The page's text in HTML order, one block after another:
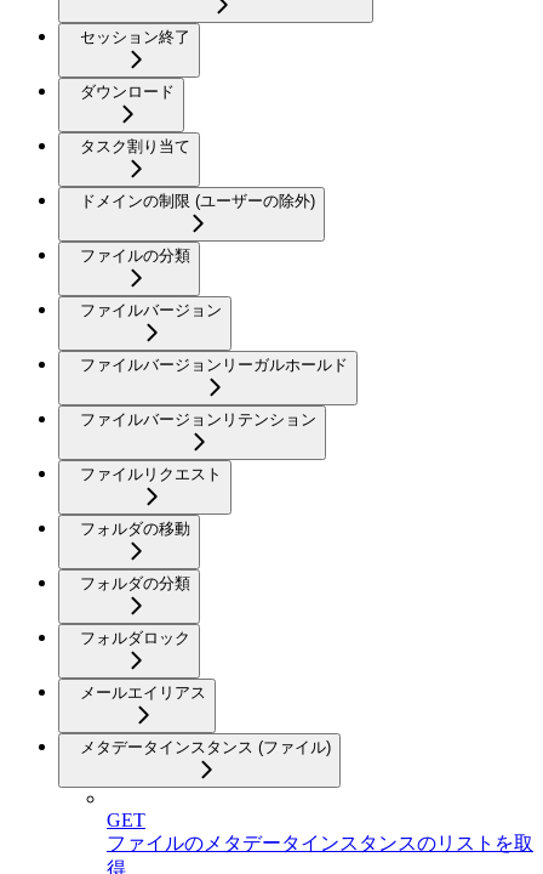
セッション終了
ダウンロード
タスク割り当て
ドメインの制限 (ユーザーの除外)
ファイルの分類
ファイルバージョン
ファイルバージョンリーガルホールド
ファイルバージョンリテンション
ファイルリクエスト
フォルダの移動
フォルダの分類
フォルダロック
メールエイリアス
メタデータインスタンス (ファイル)
GET
ファイルのメタデータインスタンスのリストを取
得